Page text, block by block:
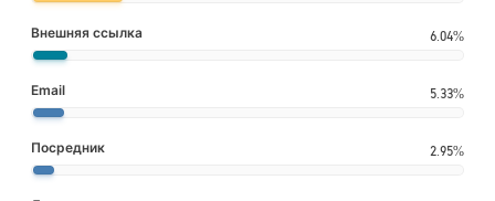
Внешняя ссылка 6.04%
Email 5.33%
Посредник 2.95%